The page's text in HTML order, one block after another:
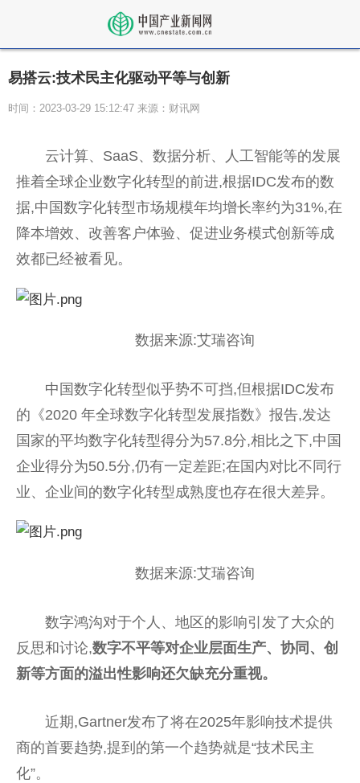
易搭云:技术民主化驱动平等与创新
时间：2023-03-29 15:12:47 来源：财讯网
云计算、SaaS、数据分析、人工智能等的发展
推着全球企业数字化转型的前进,根据IDC发布的数
据,中国数字化转型市场规模年均增长率约为31%,在
降本增效、改善客户体验、促进业务模式创新等成
效都已经被看见。
数据来源:艾瑞咨询
中国数字化转型似乎势不可挡,但根据IDC发布
的《2020 年全球数字化转型发展指数》报告,发达
国家的平均数字化转型得分为57.8分,相比之下,中国
企业得分为50.5分,仍有一定差距;在国内对比不同行
业、企业间的数字化转型成熟度也存在很大差异。
数据来源:艾瑞咨询
数字鸿沟对于个人、地区的影响引发了大众的
反思和讨论,数字不平等对企业层面生产、协同、创
新等方面的溢出性影响还欠缺充分重视。
近期,Gartner发布了将在2025年影响技术提供
商的首要趋势,提到的第一个趋势就是“技术民主
化”。